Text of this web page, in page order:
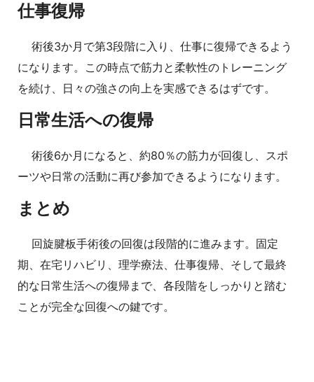
仕事復帰
術後3か月で第3段階に入り、仕事に復帰できるよう
になります。この時点で筋力と柔軟性のトレーニング
を続け、日々の強さの向上を実感できるはずです。
日常生活への復帰
術後6か月になると、約80％の筋力が回復し、スポ
ーツや日常の活動に再び参加できるようになります。
まとめ
回旋腱板手術後の回復は段階的に進みます。固定
期、在宅リハビリ、理学療法、仕事復帰、そして最終
的な日常生活への復帰まで、各段階をしっかりと踏む
ことが完全な回復への鍵です。